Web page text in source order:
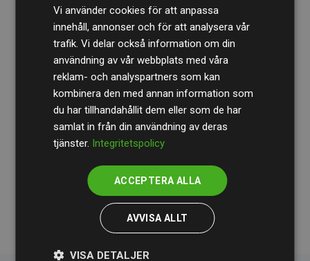
RevisionsbyrånBDOgranskar kontinuerligt våra
beräkningar och vår metod för att säkerställa
transparens och tillförlitlighet.
Deras granskning visar att våra investeringar i
klimatprojekt i genomsnitt kompenserar för
de beräknade CO₂-utsläppenfrån
medlemswebbplatser – ett tydligt bevis på att vårt
arbetssätt ger mätbar klimatnytta.
Vi använder cookies för att anpassa
innehåll, annonser och för att analysera vår
trafik. Vi delar också information om din
användning av vår webbplats med våra
reklam- och analyspartners som kan
kombinera den med annan information som
du har tillhandahållit dem eller som de har
samlat in från din användning av deras
tjänster. Integritetspolicy
ACCEPTERA ALLA
AVVISA ALLT
VISA DETALJER